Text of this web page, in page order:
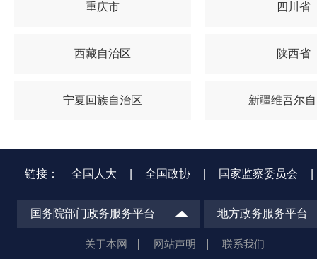
重庆市 四川省
西藏自治区 陕西省
宁夏回族自治区 新疆维吾尔
链接： 全国人大 全国政协 国家监察委员会
国务院部门政务服务平台 地方政务服务平台
关于本网 网站声明 联系我们